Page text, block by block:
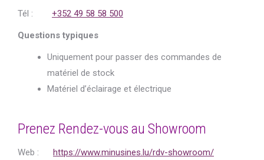
Tél : +352 49 58 58 500
Questions typiques
Uniquement pour passer des commandes de
matériel de stock
Matériel d’éclairage et électrique
Prenez Rendez-vous au Showroom
Web : https://www.minusines.lu/rdv-showroom/